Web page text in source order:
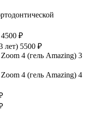
4500 ₽
лет) 5500 ₽
4 (гель Amazing) 3
4 (гель Amazing) 4